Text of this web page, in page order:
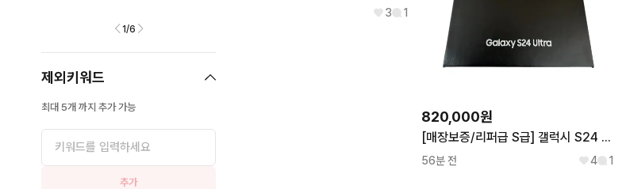
1/6
제외키워드
최대 5개 까지 추가 가능
추가
3 1
820,000원
[매장보증/리퍼급 S급] 갤럭시 S24 울트라 512GB 티타늄 블랙
56분 전 4 1